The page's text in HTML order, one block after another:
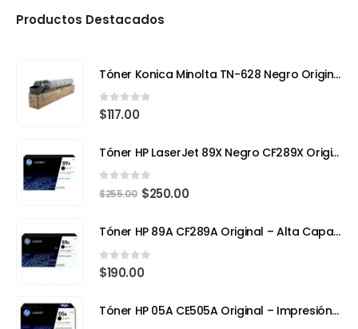
Productos Destacados
Tóner Konica Minolta TN-628 Negro Original – Compatible con Bizhub 650i (Rendimiento 24,000 páginas)
0out of 5
$117.00
Tóner HP LaserJet 89X Negro CF289X Original | Alto Rendimiento para Impresiones Profesionales
0 out of 5
$255.00 $250.00
Tóner HP 89A CF289A Original – Alta Capacidad para Impresoras Empresariales
0out of 5
$190.00
Tóner HP 05A CE505A Original – Impresión Profesional para tu HP LaserJet